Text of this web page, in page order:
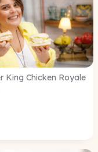
King Chicken Royale